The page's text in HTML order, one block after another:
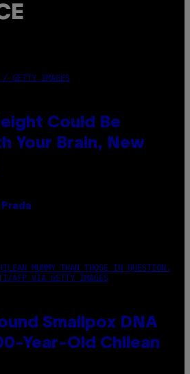
/ GETTY IMAGES
Could Be
Your Brain, New
Prada
MUMMY THAN THOSE IN QUESTION.
AFP VIA GETTY IMAGES
Smallpox DNA
Year-Old Chilean